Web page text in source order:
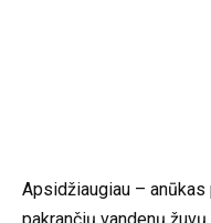
Apsidžiaugiau –